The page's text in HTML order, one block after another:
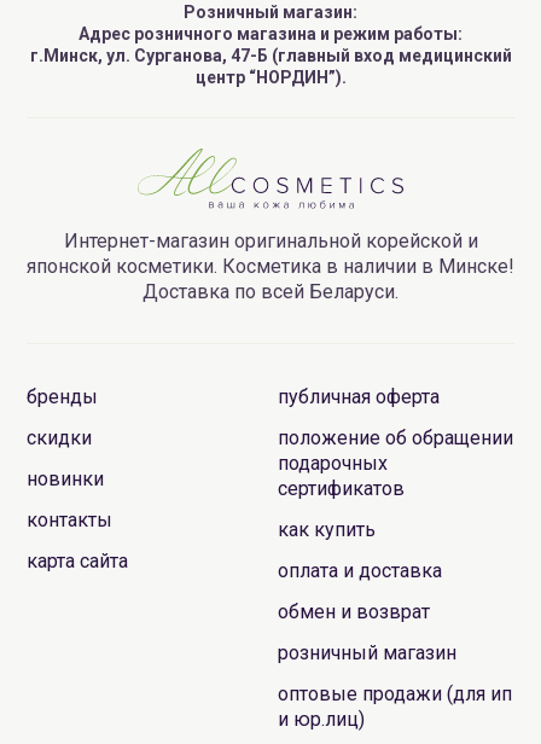
Розничный магазин:
Адрес розничного магазина и режим работы:
г.Минск, ул. Сурганова, 47-Б (главный вход медицинский
центр “НОРДИН”).
Интернет-магазин оригинальной корейской и
японской косметики. Косметика в наличии в Минске!
Доставка по всей Беларуси.
бренды
скидки
новинки
контакты
карта сайта
публичная оферта
положение об обращении
подарочных
сертификатов
как купить
оплата и доставка
обмен и возврат
розничный магазин
оптовые продажи (для ип
и юр.лиц)